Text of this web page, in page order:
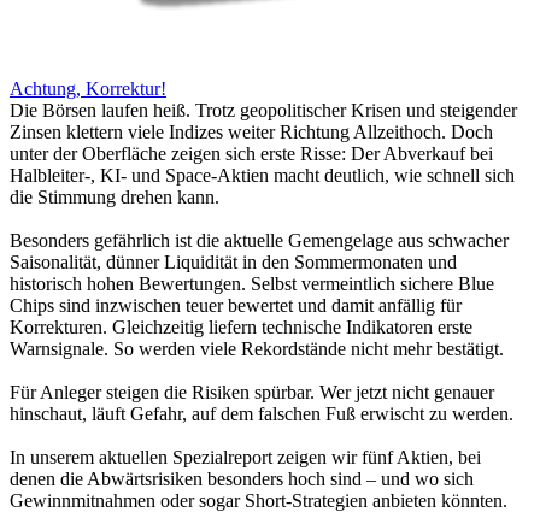
Achtung, Korrektur!
Die Börsen laufen heiß. Trotz geopolitischer Krisen und steigender
Zinsen klettern viele Indizes weiter Richtung Allzeithoch. Doch
unter der Oberfläche zeigen sich erste Risse: Der Abverkauf bei
Halbleiter-, KI- und Space-Aktien macht deutlich, wie schnell sich
die Stimmung drehen kann.
Besonders gefährlich ist die aktuelle Gemengelage aus schwacher
Saisonalität, dünner Liquidität in den Sommermonaten und
historisch hohen Bewertungen. Selbst vermeintlich sichere Blue
Chips sind inzwischen teuer bewertet und damit anfällig für
Korrekturen. Gleichzeitig liefern technische Indikatoren erste
Warnsignale. So werden viele Rekordstände nicht mehr bestätigt.
Für Anleger steigen die Risiken spürbar. Wer jetzt nicht genauer
hinschaut, läuft Gefahr, auf dem falschen Fuß erwischt zu werden.
In unserem aktuellen Spezialreport zeigen wir fünf Aktien, bei
denen die Abwärtsrisiken besonders hoch sind – und wo sich
Gewinnmitnahmen oder sogar Short-Strategien anbieten könnten.